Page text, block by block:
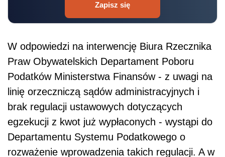
Zapisz się
W odpowiedzi na interwencję Biura Rzecznika
Praw Obywatelskich Departament Poboru
Podatków Ministerstwa Finansów - z uwagi na
linię orzeczniczą sądów administracyjnych i
brak regulacji ustawowych dotyczących
egzekucji z kwot już wypłaconych - wystąpi do
Departamentu Systemu Podatkowego o
rozważenie wprowadzenia takich regulacji. A w